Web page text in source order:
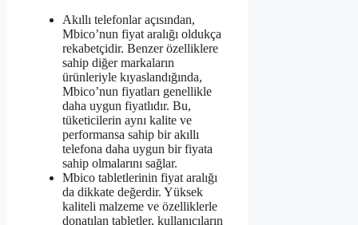
Akıllı telefonlar açısından,
Mbico’nun fiyat aralığı oldukça
rekabetçidir. Benzer özelliklere
sahip diğer markaların
ürünleriyle kıyaslandığında,
Mbico’nun fiyatları genellikle
daha uygun fiyatlıdır. Bu,
tüketicilerin aynı kalite ve
performansa sahip bir akıllı
telefona daha uygun bir fiyata
sahip olmalarını sağlar.
Mbico tabletlerinin fiyat aralığı
da dikkate değerdir. Yüksek
kaliteli malzeme ve özelliklerle
donatılan tabletler, kullanıcıların